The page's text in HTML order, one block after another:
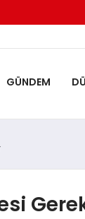
GÜNDEM